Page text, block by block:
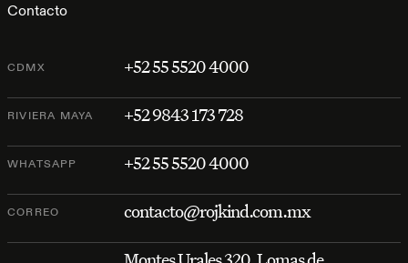
Contacto
CDMX +52 55 5520 4000
RIVIERA MAYA +52 9843 173 728
WHATSAPP +52 55 5520 4000
CORREO contacto@rojkind.com.mx